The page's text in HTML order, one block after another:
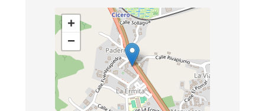
+
−